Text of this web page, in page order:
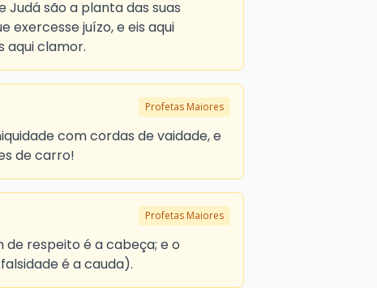
Judá são a planta das suas
exercesse juízo, e eis aqui
aqui clamor.
Profetas Maiores
com cordas de vaidade, e
de carro!
Profetas Maiores
de respeito é a cabeça; e o
é a cauda).